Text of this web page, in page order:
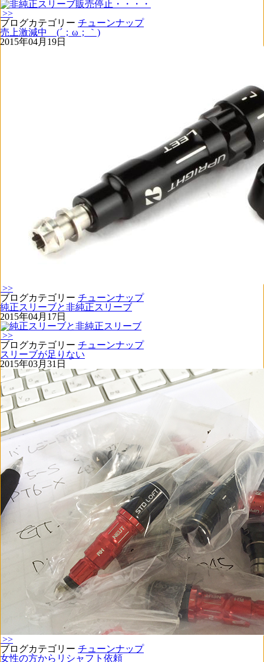
>>
ブログカテゴリー チューンナップ
売上激減中 (´；ω；｀)
2015年04月19日
>>
ブログカテゴリー チューンナップ
純正スリーブと非純正スリーブ
2015年04月17日
>>
ブログカテゴリー チューンナップ
スリーブが足りない
2015年03月31日
>>
ブログカテゴリー チューンナップ
女性の方からリシャフト依頼